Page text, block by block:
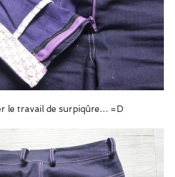
le travail de surpiqûre… =D